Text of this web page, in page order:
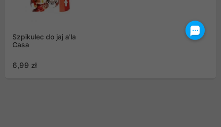
Szpikulec do jaj a'la
Casa
6,99 zł